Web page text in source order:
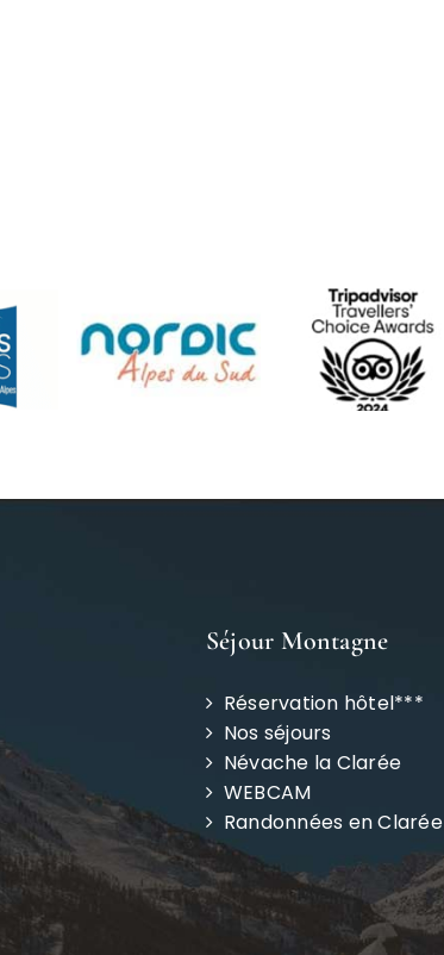
Séjour Montagne
Réservation hôtel***
Nos séjours
Névache la Clarée
WEBCAM
Randonnées en Clarée